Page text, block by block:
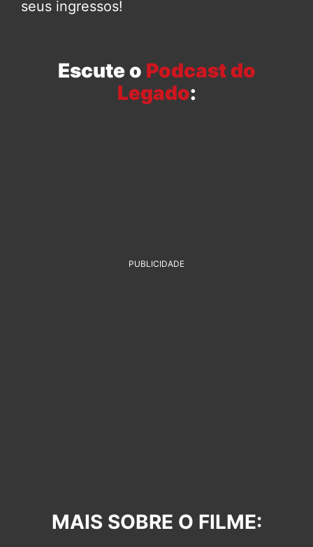
seus ingressos!
Escute o Podcast do
Legado:
PUBLICIDADE
MAIS SOBRE O FILME: